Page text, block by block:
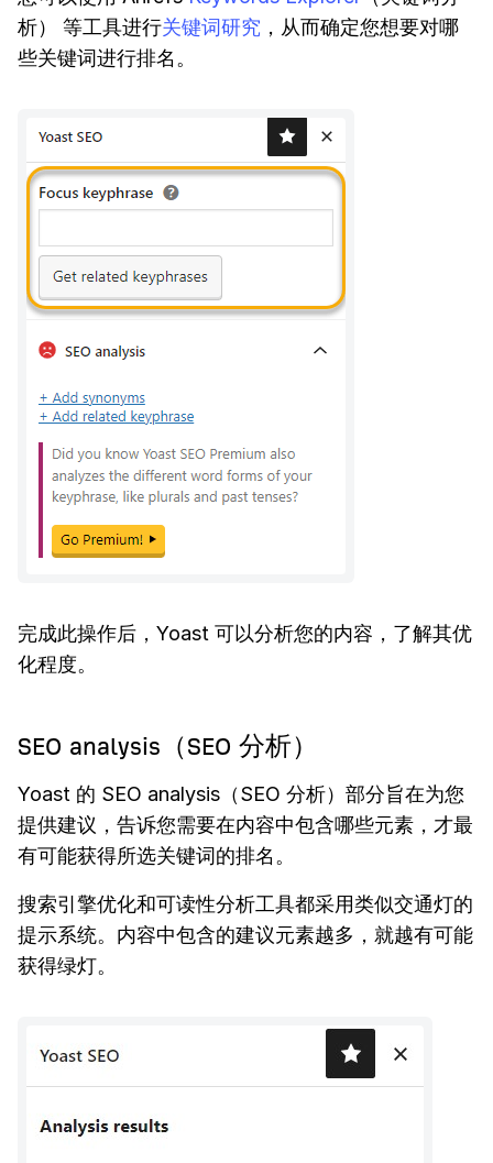
析） 等工具进行关键词研究 ，从而确定您想要对哪
些关键词进行排名。
完成此操作后，Yoast 可以分析您的内容，了解其优
化程度。
SEO analysis（SEO 分析）
Yoast 的 SEO analysis（SEO 分析）部分旨在为您
提供建议，告诉您需要在内容中包含哪些元素，才最
有可能获得所选关键词的排名。
搜索引擎优化和可读性分析工具都采用类似交通灯的
提示系统。内容中包含的建议元素越多，就越有可能
获得绿灯。